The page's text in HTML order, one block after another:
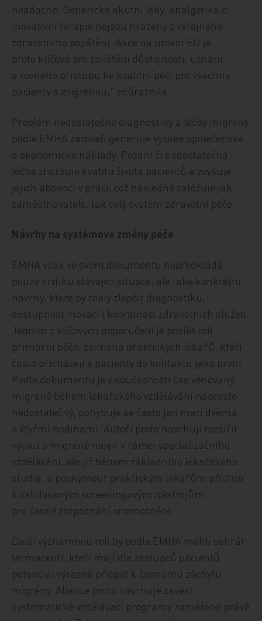
headache. Generické akutní léky, analgetika či
inovativní terapie nejsou hrazeny z veřejného
zdravotního pojištění. Akce na úrovni EU je
proto klíčová pro zajištění důstojnosti, uznání
a rovného přístupu ke kvalitní péči pro všechny
pacienty s migrénou,“ zdůraznila.
Problém nedostatečné diagnostiky a léčby migrény
podle EMHA zároveň generuje vysoké společenské
a ekonomické náklady. Pozdní či nedostatečná
léčba zhoršuje kvalitu života pacientů a zvyšuje
jejich absenci v práci, což následně zatěžuje jak
zaměstnavatele, tak celý systém zdravotní péče.
Návrhy na systémové změny péče
EMHA však ve svém dokumentu nepředkládá
pouze kritiku stávající situace, ale také konkrétní
návrhy, které by měly zlepšit diagnostiku,
dostupnost inovací i koordinaci zdravotních služeb.
Jedním z klíčových doporučení je posílit roli
primární péče, zejména praktických lékařů, kteří
často přicházejí s pacienty do kontaktu jako první.
Podle dokumentu je v současnosti čas věnovaný
migréně během lékařského vzdělávání naprosto
nedostatečný, pohybuje se často jen mezi dvěma
a čtyřmi hodinami. Autoři proto navrhují rozšířit
výuku o migréně nejen v rámci specializačního
vzdělávání, ale již během základního lékařského
studia, a poskytnout praktickým lékařům přístup
k validovaným screeningovým nástrojům
pro časné rozpoznání onemocnění.
Další významnou roli by podle EMHA mohli sehrát
farmaceuti, kteří mají dle zástupců pacientů
potenciál výrazně přispět k časnému záchytu
migrény. Aliance proto navrhuje zavést
systematické vzdělávací programy zaměřené právě